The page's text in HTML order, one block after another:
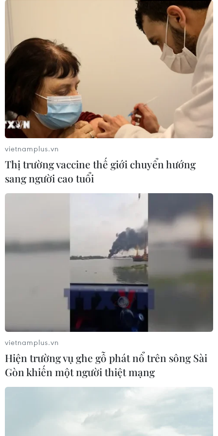
Thanh Hóa: Tạo điều kiện
để người ở xa trung tâm
tiếp cận hành chính công
08/08/2026 05:38
Chuyển mạnh sang ngăn
chặn, phòng ngừa từ sớm,
từ xa thông tin xấu độc
Xem thêm
CƠ QUAN CHỦ QUẢN: THÔNG TẤN XÃ VIỆT NAM
Phó Tổng Biên tập: NGUYỄN THỊ TÁM, KHÚC THANH
Quy định sử dụng
Hỗ trợ
TTXVN
Quảng cáo
Liên hệ
Giấy phép số: 1374/GP-BTTTT do Bộ Thông tin và Truyền thông
Quảng cáo: Phó TBT Nguyễn Thị Tám: 093.5958688, Email:
Điện thoại: (024) 39411349 - (024) 39411348, Fax: (024)
vietnamplus.vn
Thị trường vaccine thế giới chuyển hướng
sang người cao tuổi
vietnamplus.vn
Hiện trường vụ ghe gỗ phát nổ trên sông Sài
Gòn khiến một người thiệt mạng